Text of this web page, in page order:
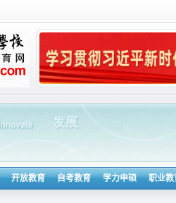
开放教育 自考教育 学力申硕 职业教